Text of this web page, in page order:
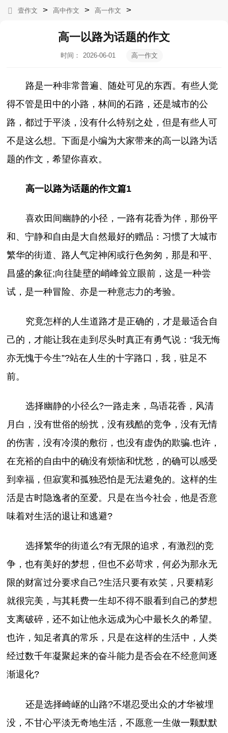
壹作文 > 高中作文 > 高一作文 >
高一以路为话题的作文
时间：
2026-06-01
高一作文
路是一种非常普遍、随处可见的东西。有些人觉
得不管是田中的小路，林间的石路，还是城市的公
路，都过于平淡，没有什么特别之处，但是有些人可
不是这么想。下面是小编为大家带来的高一以路为话
题的作文，希望你喜欢。
高一以路为话题的作文篇1
喜欢田间幽静的小径，一路有花香为伴，那份平
和、宁静和自由是大自然最好的赠品：习惯了大城市
繁华的街道、路人气定神闲或行色匆匆，那是和平、
昌盛的象征;向往陡壁的峭峰耸立眼前，这是一种尝
试，是一种冒险、亦是一种意志力的考验。
究竟怎样的人生道路才是正确的，才是最适合自
己的，才能让我在走到尽头时真正有勇气说：“我无悔
亦无愧于今生”?站在人生的十字路口，我，驻足不
前。
选择幽静的小径么?一路走来，鸟语花香，风清
月白，没有世俗的纷扰，没有残酷的竞争，没有无情
的伤害，没有冷漠的敷衍，也没有虚伪的欺骗.也许，
在充裕的自由中的确没有烦恼和忧愁，的确可以感受
到幸福，但寂寞和孤独恐怕是无法避免的。这样的生
活是古时隐逸者的至爱。只是在当今社会，他是否意
味着对生活的退让和逃避?
选择繁华的街道么?有无限的追求，有激烈的竞
争，也有美好的梦想，但也不必苛求，何必为那永无
限的财富过分要求自己?生活只要有欢笑，只要精彩
就很完美，与其耗费一生却不得不眼看到自己的梦想
支离破碎，还不如让他永远成为心中最长久的希望。
也许，知足者真的常乐，只是在这样的生活中，人类
经过数千年凝聚起来的奋斗能力是否会在不经意间逐
渐退化?
还是选择崎岖的山路?不堪忍受出众的才华被埋
没，不甘心平淡无奇地生活，不愿意一生做一颗默默